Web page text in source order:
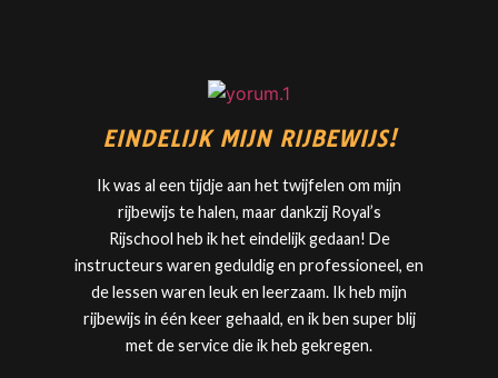
EINDELIJK MIJN RIJBEWIJS!
Ik was al een tijdje aan het twijfelen om mijn
rijbewijs te halen, maar dankzij Royal’s
Rijschool heb ik het eindelijk gedaan! De
instructeurs waren geduldig en professioneel, en
de lessen waren leuk en leerzaam. Ik heb mijn
rijbewijs in één keer gehaald, en ik ben super blij
met de service die ik heb gekregen.